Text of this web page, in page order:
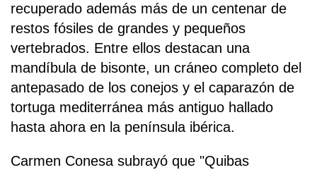
recuperado además más de un centenar de
restos fósiles de grandes y pequeños
vertebrados. Entre ellos destacan una
mandíbula de bisonte, un cráneo completo del
antepasado de los conejos y el caparazón de
tortuga mediterránea más antiguo hallado
hasta ahora en la península ibérica.
Carmen Conesa subrayó que "Quibas